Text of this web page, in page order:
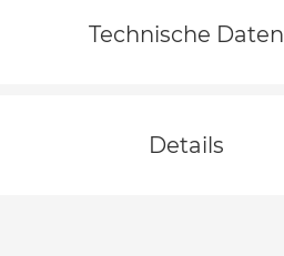
Technische Daten
Details